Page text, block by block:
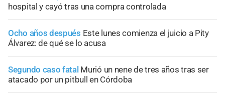
hospital y cayó tras una compra controlada
Ocho años después Este lunes comienza el juicio a Pity
Álvarez: de qué se lo acusa
Segundo caso fatal Murió un nene de tres años tras ser
atacado por un pitbull en Córdoba